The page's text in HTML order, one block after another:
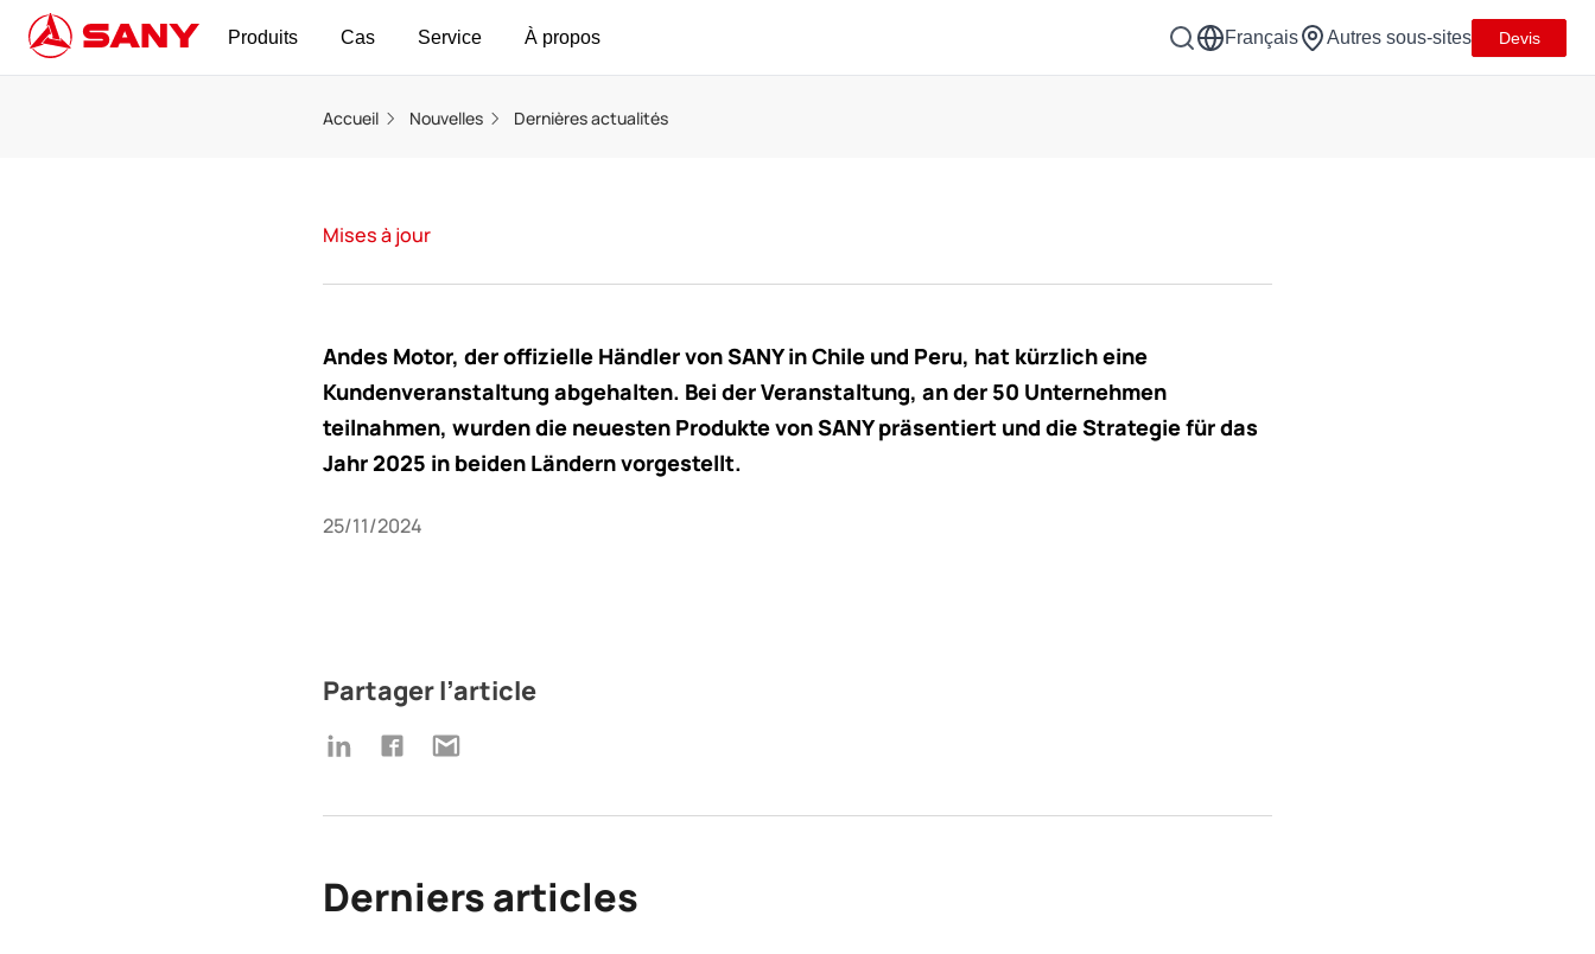
Produits Cas Service À propos Français Autres sous-sites Devis
Accueil Nouvelles Dernières actualités
Mises à jour
Andes Motor, der offizielle Händler von SANY in Chile und Peru, hat kürzlich eine
Kundenveranstaltung abgehalten. Bei der Veranstaltung, an der 50 Unternehmen
teilnahmen, wurden die neuesten Produkte von SANY präsentiert und die Strategie für das
Jahr 2025 in beiden Ländern vorgestellt.
25/11/2024
Partager l’article
Derniers articles